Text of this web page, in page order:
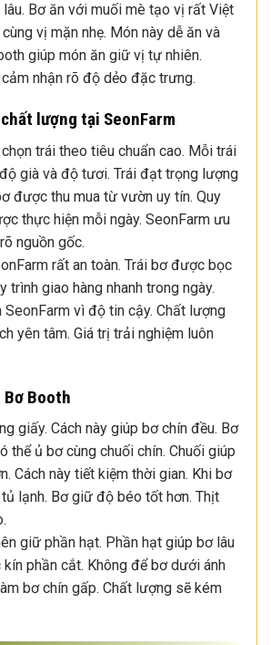
lâu. Bơ ăn với muối mè tạo vị rất Việt
vị mặn nhẹ. Món này dễ ăn và
giúp món ăn giữ vị tự nhiên.
cảm nhận rõ độ dẻo đặc trưng.
lượng tại SeonFarm
trái theo tiêu chuẩn cao. Mỗi trái
già và độ tươi. Trái đạt trọng lượng
được thu mua từ vườn uy tín. Quy
thực hiện mỗi ngày. SeonFarm ưu
nguồn gốc.
rất an toàn. Trái bơ được bọc
trình giao hàng nhanh trong ngày.
SeonFarm vì độ tin cậy. Chất lượng
yên tâm. Giá trị trải nghiệm luôn
Bơ Booth
giấy. Cách này giúp bơ chín đều. Bơ
thể ủ bơ cùng chuối chín. Chuối giúp
Cách này tiết kiệm thời gian. Khi bơ
lạnh. Bơ giữ độ béo tốt hơn. Thịt
giữ phần hạt. Phần hạt giúp bơ lâu
kín phần cắt. Không để bơ dưới ánh
bơ chín gấp. Chất lượng sẽ kém